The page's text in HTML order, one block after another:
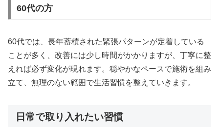
60代の方
60代では、長年蓄積された緊張パターンが定着している
ことが多く、改善には少し時間がかかりますが、丁寧に整
えれば必ず変化が現れます。穏やかなペースで施術を組み
立て、無理のない範囲で生活習慣を整えていきます。
日常で取り入れたい習慣